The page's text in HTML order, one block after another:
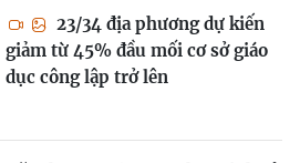
23/34 địa phương dự kiến
giảm từ 45% đầu mối cơ sở giáo
dục công lập trở lên